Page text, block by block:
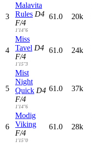
3
Malavita
Rules D4
F/4
1'14"6
61.0 20k
4
Miss
Tavel D4
F/4
1'15"3
61.0 24k
5
Mist
Night
Quick D4
F/4
1'14"6
61.0 37k
6
Modig
Viking
F/4
1'15"0
61.0 28k